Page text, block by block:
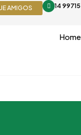
AMIGOS 14
Home